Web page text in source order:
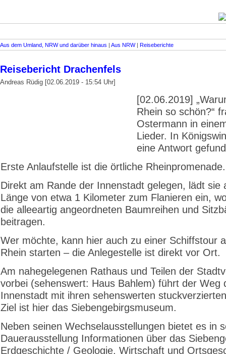
Aus dem Umland, NRW und darüber hinaus | Aus NRW| Reiseberichte
Reisebericht Drachenfels
Andreas Rüdig [02.06.2019 - 15:54 Uhr]
[02.06.2019]
Rhein so schön?“
Ostermann in
Lieder. In
eine Antwort
Erste Anlaufstelle ist die örtliche Rheinpromenade.
Direkt am Rande der Innenstadt gelegen, lädt sie
Länge von etwa 1 Kilometer zum Flanieren ein,
die alleeartig angeordneten Baumreihen und
beitragen.
Wer möchte, kann hier auch zu einer Schiffstour
Rhein starten – die Anlegestelle ist direkt vor Ort.
Am nahegelegenen Rathaus und Teilen der
vorbei (sehenswert: Haus Bahlem) führt der Weg
Innenstadt mit ihren sehenswerten
Ziel ist hier das Siebengebirgsmuseum.
Neben seinen Wechselausstellungen bietet es in
Dauerausstellung Informationen über das
Erdgeschichte / Geologie, Wirtschaft und